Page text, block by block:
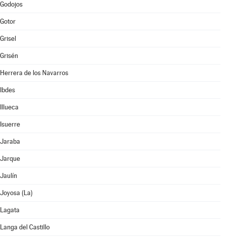
Godojos
Gotor
Grisel
Grisén
Herrera de los Navarros
Ibdes
Illueca
Isuerre
Jaraba
Jarque
Jaulín
Joyosa (La)
Lagata
Langa del Castillo